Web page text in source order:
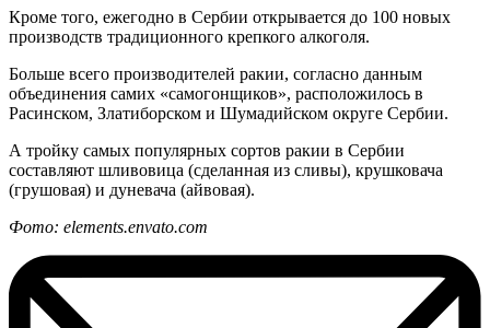
Кроме того, ежегодно в Сербии открывается до 100 новых
производств традиционного крепкого алкоголя.
Больше всего производителей ракии, согласно данным
объединения самих «самогонщиков», расположилось в
Расинском, Златиборском и Шумадийском округе Сербии.
А тройку самых популярных сортов ракии в Сербии
составляют шливовица (сделанная из сливы), крушковача
(грушовая) и дуневача (айвовая).
Фото: elements.envato.com